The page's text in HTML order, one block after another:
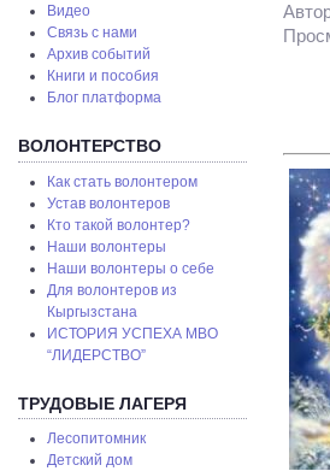
Видео
Связь с нами
Архив событий
Книги и пособия
Блог платформа
ВОЛОНТЕРСТВО
Как стать волонтером
Устав волонтеров
Кто такой волонтер?
Наши волонтеры
Наши волонтеры о себе
Для волонтеров из
Кыргызстана
ИСТОРИЯ УСПЕХА МВО
“ЛИДЕРСТВО”
ТРУДОВЫЕ ЛАГЕРЯ
Лесопитомник
Детский дом